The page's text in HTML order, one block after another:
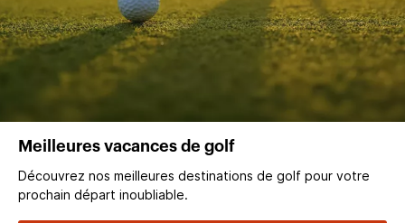
Meilleures vacances de golf
Découvrez nos meilleures destinations de golf pour votre
prochain départ inoubliable.